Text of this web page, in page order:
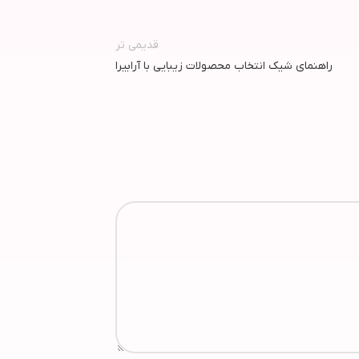
قدیمی تر
راهنمای شیک انتخاب محصولات زیبایی با آرابیرا